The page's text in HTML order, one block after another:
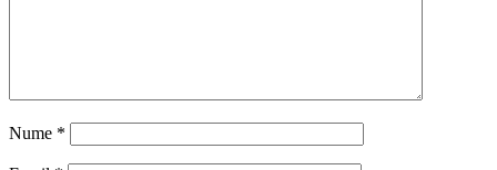
Nume *